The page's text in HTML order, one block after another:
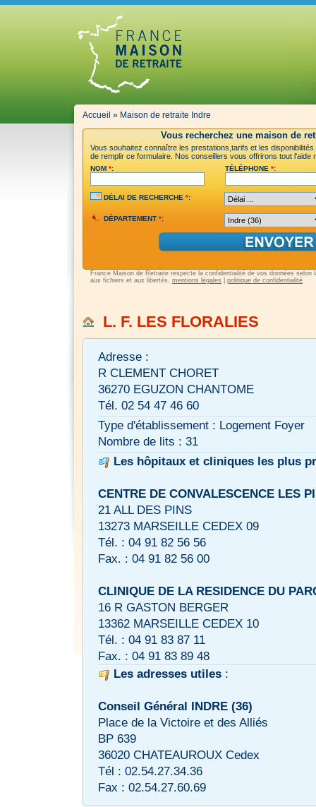
Accueil » Maison de retraite Indre
Vous recherchez une maison de
Vous souhaitez connaître les prestations,tarifs et les
de remplir ce formulaire. Nos conseillers vous offrirons tout
NOM *: TÉLÉPHONE *:
DÉLAI DE RECHERCHE *:
DÉPARTEMENT *:
France Maison de Retraite respecte la confidentialité de vos données selon
aux fichiers et aux libertés. mentions légales politique de confidentialité
L. F. LES FLORALIES
Adresse :
R CLEMENT CHORET
36270 EGUZON CHANTOME
Tél. 02 54 47 46 60
Type d'établissement : Logement Foyer
Nombre de lits : 31
Les hôpitaux et cliniques les plus
CENTRE DE CONVALESCENCE LES
21 ALL DES PINS
13273 MARSEILLE CEDEX 09
Tél. : 04 91 82 56 56
Fax. : 04 91 82 56 00
CLINIQUE DE LA RESIDENCE DU
16 R GASTON BERGER
13362 MARSEILLE CEDEX 10
Tél. : 04 91 83 87 11
Fax. : 04 91 83 89 48
Les adresses utiles :
Conseil Général INDRE (36)
Place de la Victoire et des Alliés
BP 639
36020 CHATEAUROUX Cedex
Tél : 02.54.27.34.36
Fax : 02.54.27.60.69